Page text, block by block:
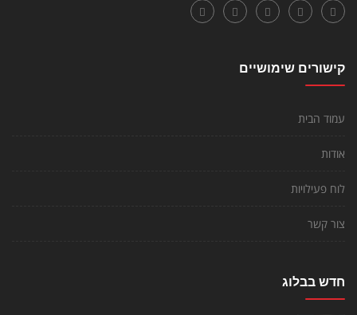
קישורים שימושיים
עמוד הבית
אודות
לוח פעילויות
צור קשר
חדש בבלוג